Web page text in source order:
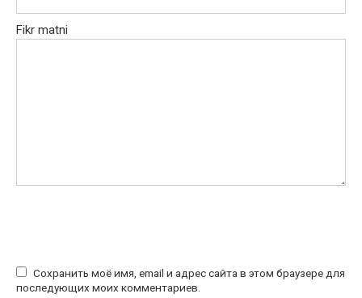
Fikr matni
Сохранить моё имя, email и адрес сайта в этом браузере для
последующих моих комментариев.